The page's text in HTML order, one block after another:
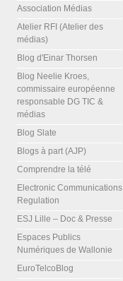
Association Médias
Atelier RFI (Atelier des
médias)
Blog d'Einar Thorsen
Blog Neelie Kroes,
commissaire européenne
responsable DG TIC &
médias
Blog Slate
Blogs à part (AJP)
Comprendre la télé
Electronic Communications
Regulation
ESJ Lille – Doc & Presse
Espaces Publics
Numériques de Wallonie
EuroTelcoBlog